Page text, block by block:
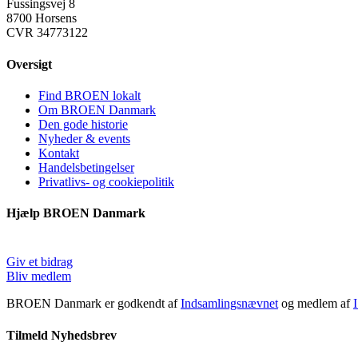
Fussingsvej 8
8700 Horsens
CVR 34773122
Oversigt
Find BROEN lokalt
Om BROEN Danmark
Den gode historie
Nyheder & events
Kontakt
Handelsbetingelser
Privatlivs- og cookiepolitik
Hjælp BROEN Danmark
Giv et bidrag
Bliv medlem
BROEN Danmark er godkendt afIndsamlingsnævnetog medlem af
Tilmeld Nyhedsbrev